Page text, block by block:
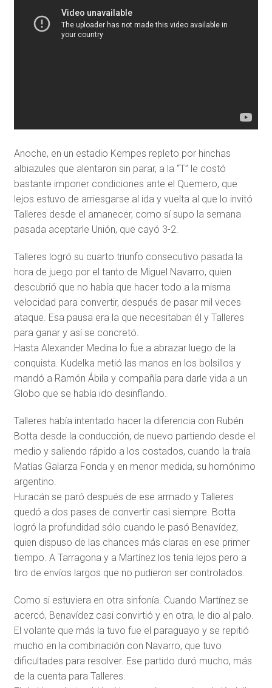
Anoche, en un estadio Kempes repleto por hinchas
albiazules que alentaron sin parar, a la “T” le costó
bastante imponer condiciones ante el Quemero, que
lejos estuvo de arriesgarse al ida y vuelta al que lo invitó
Talleres desde el amanecer, como sí supo la semana
pasada aceptarle Unión, que cayó 3-2.
Talleres logró su cuarto triunfo consecutivo pasada la
hora de juego por el tanto de Miguel Navarro, quien
descubrió que no había que hacer todo a la misma
velocidad para convertir, después de pasar mil veces
ataque. Esa pausa era la que necesitaban él y Talleres
para ganar y así se concretó.
Hasta Alexander Medina lo fue a abrazar luego de la
conquista. Kudelka metió las manos en los bolsillos y
mandó a Ramón Ábila y compañía para darle vida a un
Globo que se había ido desinflando.
Talleres había intentado hacer la diferencia con Rubén
Botta desde la conducción, de nuevo partiendo desde el
medio y saliendo rápido a los costados, cuando la traía
Matías Galarza Fonda y en menor medida, su homónimo
argentino.
Huracán se paró después de ese armado y Talleres
quedó a dos pases de convertir casi siempre. Botta
logró la profundidad sólo cuando le pasó Benavídez,
quien dispuso de las chances más claras en ese primer
tiempo. A Tarragona y a Martínez los tenía lejos pero a
tiro de envíos largos que no pudieron ser controlados.
Como si estuviera en otra sinfonía. Cuando Martínez se
acercó, Benavídez casi convirtió y en otra, le dio al palo.
El volante que más la tuvo fue el paraguayo y se repitió
mucho en la combinación con Navarro, que tuvo
dificultades para resolver. Ese partido duró mucho, más
de la cuenta para Talleres.